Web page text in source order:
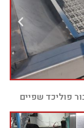
פוליכד שפיים